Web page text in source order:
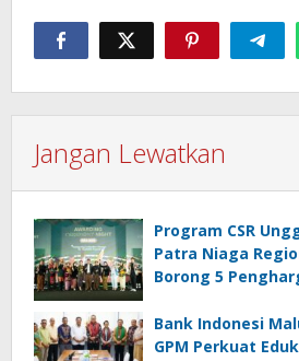
Jangan Lewatkan
Program CSR
Patra Niaga
Borong 5
Bank Indonesi
GPM Perkuat